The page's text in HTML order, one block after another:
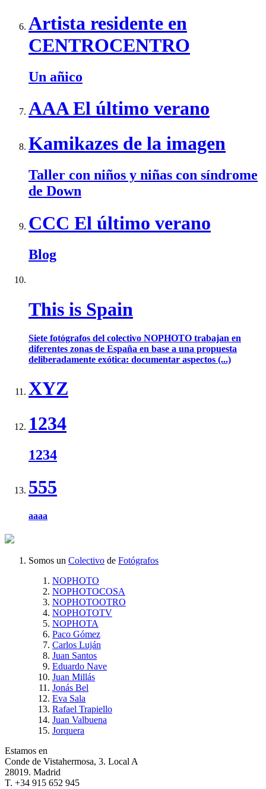
Artista residente en
CENTROCENTRO
Un añico
AAA El último verano
Kamikazes de la imagen
Taller con niños y niñas con síndrome
de Down
CCC El último verano
Blog
This is Spain
Siete fotógrafos del colectivo NOPHOTO trabajan en
diferentes zonas de España en base a una propuesta
deliberadamente exótica: documentar aspectos (...)
XYZ
1234
1234
555
aaaa
Somos un Colectivo de Fotógrafos
NOPHOTO
NOPHOTOCOSA
NOPHOTOOTRO
NOPHOTOTV
NOPHOTA
Paco Gómez
Carlos Luján
Juan Santos
Eduardo Nave
Juan Millás
Jonás Bel
Eva Sala
Rafael Trapiello
Juan Valbuena
Jorquera
Estamos en
Conde de Vistahermosa, 3. Local A
28019. Madrid
T. +34 915 652 945